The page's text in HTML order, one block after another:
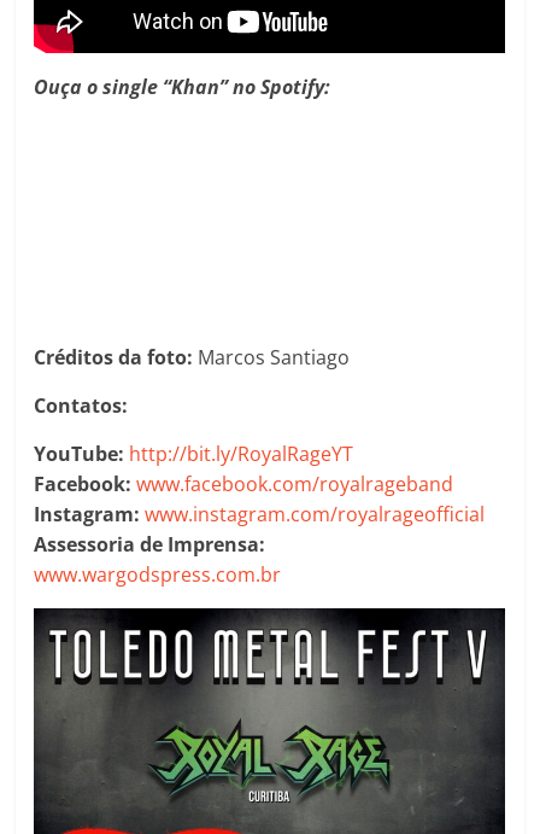
Ouça o single “Khan” no Spotify:
Créditos da foto: Marcos Santiago
Contatos:
YouTube: http://bit.ly/RoyalRageYT
Facebook:www.facebook.com/royalrageband
Instagram:www.instagram.com/royalrageofficial
Assessoria de Imprensa:
www.wargodspress.com.br